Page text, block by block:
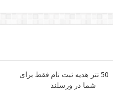
50 تتر هدیه ثبت نام فقط برای
شما در ورسلند